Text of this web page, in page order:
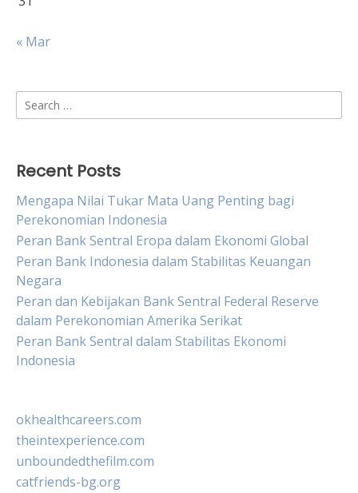
« Mar
Search
for:
Recent Posts
Mengapa Nilai Tukar Mata Uang Penting bagi
Perekonomian Indonesia
Peran Bank Sentral Eropa dalam Ekonomi Global
Peran Bank Indonesia dalam Stabilitas Keuangan
Negara
Peran dan Kebijakan Bank Sentral Federal Reserve
dalam Perekonomian Amerika Serikat
Peran Bank Sentral dalam Stabilitas Ekonomi
Indonesia
okhealthcareers.com
theintexperience.com
unboundedthefilm.com
catfriends-bg.org